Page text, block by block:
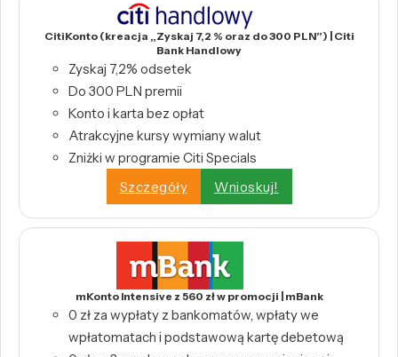
CitiKonto (kreacja „Zyskaj 7,2 % oraz do 300 PLN”) | Citi
Bank Handlowy
Zyskaj 7,2% odsetek
Do 300 PLN premii
Konto i karta bez opłat
Atrakcyjne kursy wymiany walut
Zniżki w programie Citi Specials
Szczegóły
Wnioskuj!
mKonto Intensive z 560 zł w promocji | mBank
0 zł za wypłaty z bankomatów, wpłaty we
wpłatomatach i podstawową kartę debetową